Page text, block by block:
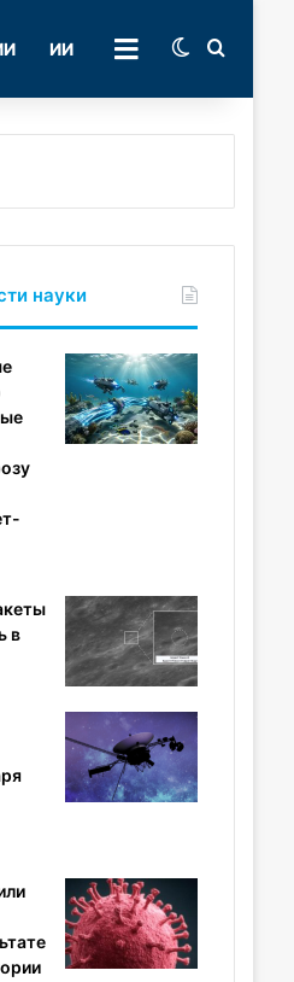
ИИ РУБРИКИSwitch skin
науки
в